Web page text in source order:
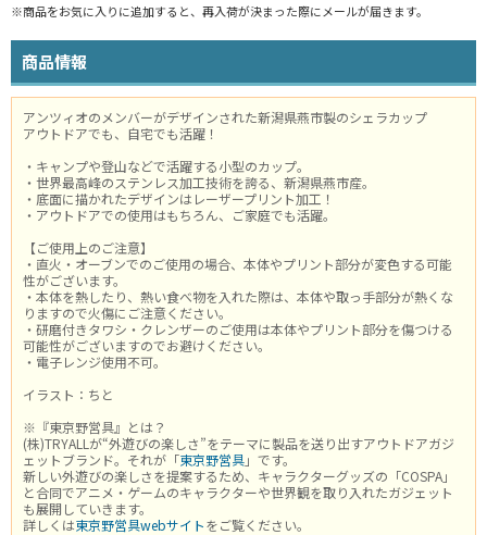
※商品をお気に入りに追加すると、再入荷が決まった際にメールが届きます。
商品情報
アンツィオのメンバーがデザインされた新潟県燕市製のシェラカップ
アウトドアでも、自宅でも活躍！
・キャンプや登山などで活躍する小型のカップ。
・世界最高峰のステンレス加工技術を誇る、新潟県燕市産。
・底面に描かれたデザインはレーザープリント加工！
・アウトドアでの使用はもちろん、ご家庭でも活躍。
【ご使用上のご注意】
・直火・オーブンでのご使用の場合、本体やプリント部分が変色する可能
性がございます。
・本体を熱したり、熱い食べ物を入れた際は、本体や取っ手部分が熱くな
りますので火傷にご注意ください。
・研磨付きタワシ・クレンザーのご使用は本体やプリント部分を傷つける
可能性がございますのでお避けください。
・電子レンジ使用不可。
イラスト：ちと
※『東京野営具』とは？
(株)TRYALLが“外遊びの楽しさ”をテーマに製品を送り出すアウトドアガジ
ェットブランド。それが「東京野営具」です。
新しい外遊びの楽しさを提案するため、キャラクターグッズの「COSPA」
と合同でアニメ・ゲームのキャラクターや世界観を取り入れたガジェット
も展開していきます。
詳しくは東京野営具webサイトをご覧ください。